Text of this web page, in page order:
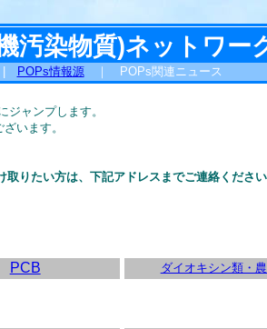
汚染物質)ネットワー
POPs情報源｜ POPs関連ニュース
ジャンプします。
います。
りたい方は、下記アドレスまでご連絡ください
PCB ダイオキシン類・